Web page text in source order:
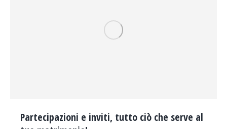
Partecipazioni e inviti, tutto ciò che serve al